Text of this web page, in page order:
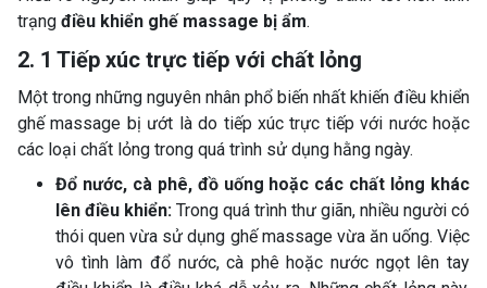
trạng điều khiển ghế massage bị ẩm.
2. 1 Tiếp xúc trực tiếp với chất lỏng
Một trong những nguyên nhân phổ biến nhất khiến điều khiển
ghế massage bị ướt là do tiếp xúc trực tiếp với nước hoặc
các loại chất lỏng trong quá trình sử dụng hằng ngày.
Đổ nước, cà phê, đồ uống hoặc các chất lỏng khác
lên điều khiển: Trong quá trình thư giãn, nhiều người có
thói quen vừa sử dụng ghế massage vừa ăn uống. Việc
vô tình làm đổ nước, cà phê hoặc nước ngọt lên tay